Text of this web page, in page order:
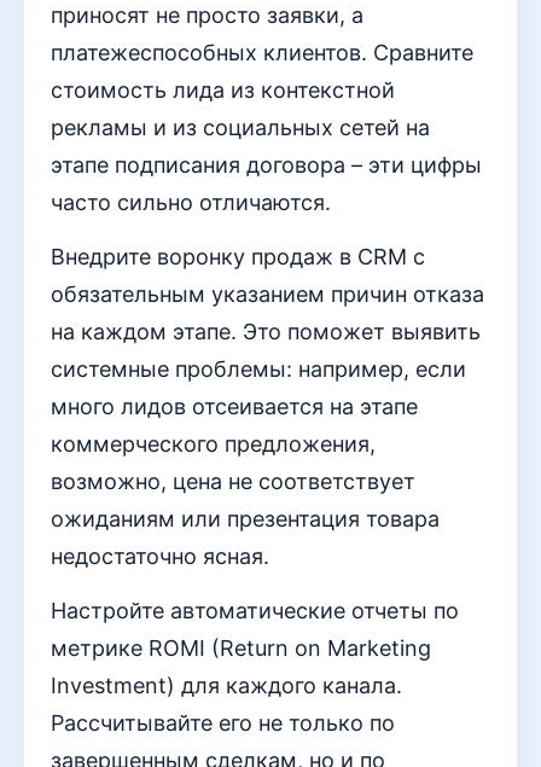
приносят не просто заявки, а
платежеспособных клиентов. Сравните
стоимость лида из контекстной
рекламы и из социальных сетей на
этапе подписания договора – эти цифры
часто сильно отличаются.
Внедрите воронку продаж в CRM с
обязательным указанием причин отказа
на каждом этапе. Это поможет выявить
системные проблемы: например, если
много лидов отсеивается на этапе
коммерческого предложения,
возможно, цена не соответствует
ожиданиям или презентация товара
недостаточно ясная.
Настройте автоматические отчеты по
метрике ROMI (Return on Marketing
Investment) для каждого канала.
Рассчитывайте его не только по
завершенным сделкам, но и по